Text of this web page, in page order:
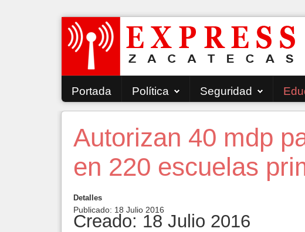
Portada Política Seguridad
Autorizan 40 mdp
en 220 escuelas
Detalles
Publicado: 18 Julio 2016
Creado: 18 Julio 2016